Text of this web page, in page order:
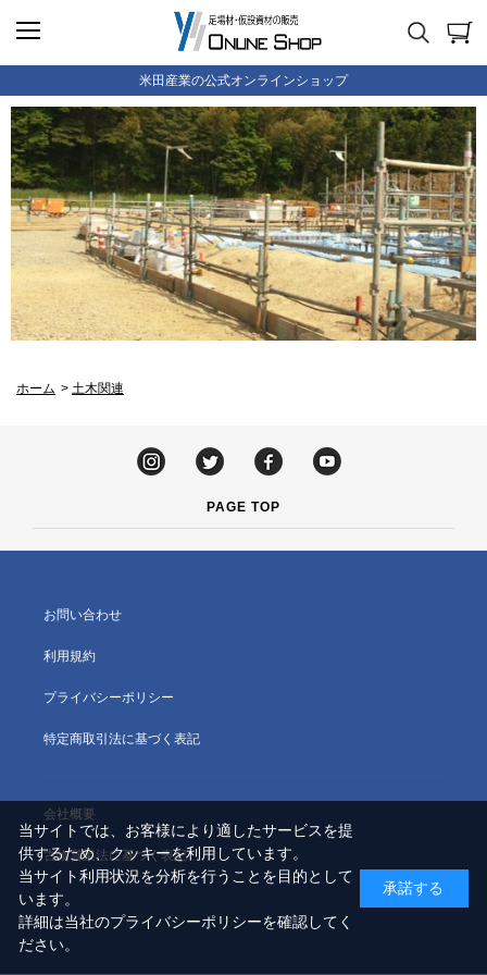
米田産業の公式オンラインショップ
ホーム > 土木関連
PAGE TOP
お問い合わせ
利用規約
プライバシーポリシー
特定商取引法に基づく表記
会社概要
古物営業法に基づく表記
当サイトでは、お客様により適したサービスを提
供するため、クッキーを利用しています。
当サイト利用状況を分析を行うことを目的として
います。
詳細は当社のプライバシーポリシーを確認してく
ださい。
承諾する